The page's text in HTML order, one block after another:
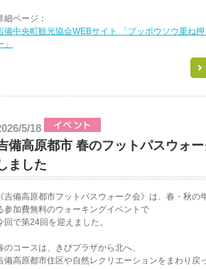
細ページ：
備中央町観光協会WEBサイト 「ブッポウソウ重ね
」
5/18
備高原都市 春のフットパスウォ
ました
吉備高原都市フットパスウォーク会》は、春・秋の
参加費無料のウォーキングイベントで
回で第24回を迎えました。
のコースは、きびプラザから北へ、
備高原都市住区や自然レクリエーションをまわり戻